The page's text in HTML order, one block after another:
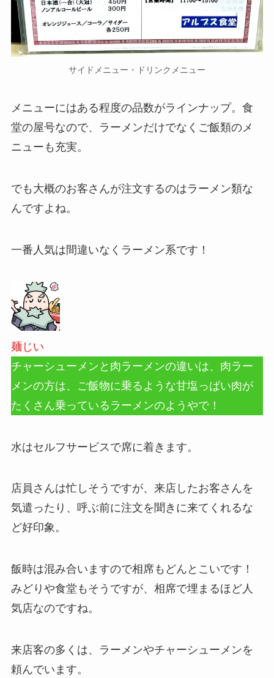
サイドメニュー・ドリンクメニュー
メニューにはある程度の品数がラインナップ。食
堂の屋号なので、ラーメンだけでなくご飯類のメ
ニューも充実。
でも大概のお客さんが注文するのはラーメン類な
んですよね。
一番人気は間違いなくラーメン系です！
麺じい
チャーシューメンと肉ラーメンの違いは、肉ラー
メンの方は、ご飯物に乗るような甘塩っぱい肉が
たくさん乗っているラーメンのようやで！
水はセルフサービスで席に着きます。
店員さんは忙しそうですが、来店したお客さんを
気遣ったり、呼ぶ前に注文を聞きに来てくれるな
ど好印象。
飯時は混み合いますので相席もどんとこいです！
みどりや食堂もそうですが、相席で埋まるほど人
気店なのですね。
来店客の多くは、ラーメンやチャーシューメンを
頼んでいます。